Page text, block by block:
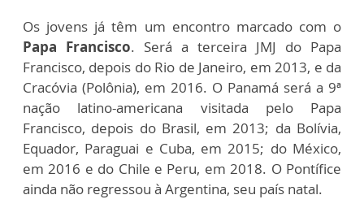
Os jovens já têm um encontro marcado com o
Papa Francisco. Será a terceira JMJ do Papa
Francisco, depois do Rio de Janeiro, em 2013, e da
Cracóvia (Polônia), em 2016. O Panamá será a 9ª
nação latino-americana visitada pelo Papa
Francisco, depois do Brasil, em 2013; da Bolívia,
Equador, Paraguai e Cuba, em 2015; do México,
em 2016 e do Chile e Peru, em 2018. O Pontífice
ainda não regressou à Argentina, seu país natal.